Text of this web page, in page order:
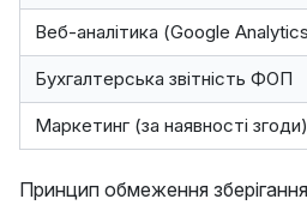
Веб-аналітика (Google
Бухгалтерська звітність ФОП
Маркетинг (за наявності згоди)
Принцип обмеження